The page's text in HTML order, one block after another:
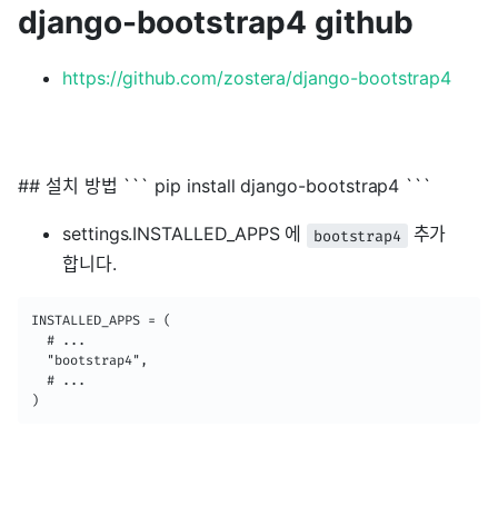
django-bootstrap4 github
https://github.com/zostera/django-bootstrap4
## 설치 방법 ``` pip install django-bootstrap4 ```
settings.INSTALLED_APPS 에 bootstrap4
추가
합니다.
INSTALLED_APPS = (
  # ...
  "bootstrap4",
  # ...
)